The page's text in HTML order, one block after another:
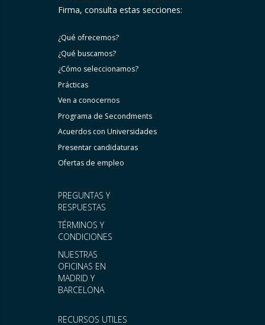
RECURSOS UTILES
PREGUNTAS Y
RESPUESTAS
TÉRMINOS Y
CONDICIONES
NUESTRAS
OFICINAS EN
MADRID Y
BARCELONA
Firma, consulta estas secciones:
¿Qué ofrecemos?
¿Qué buscamos?
¿Cómo seleccionamos?
Prácticas
Ven a conocernos
Programa de Secondments
Acuerdos con Universidades
Presentar candidaturas
Ofertas de empleo